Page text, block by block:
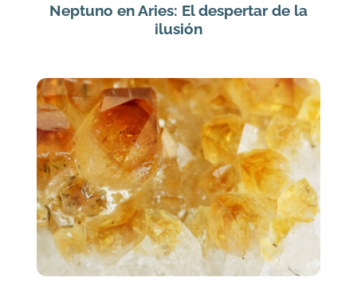
Neptuno en Aries: El despertar de la
ilusión